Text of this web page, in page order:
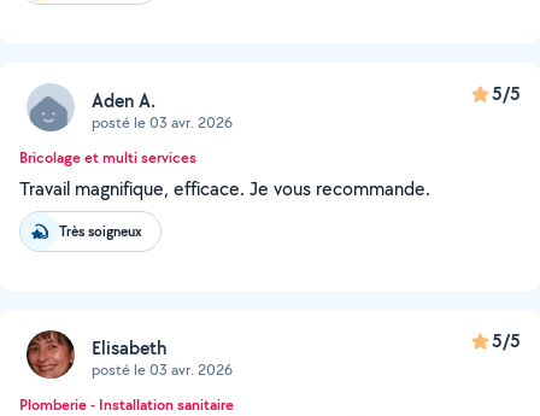
Aden A.
posté le 03 avr. 2026
5/5
Bricolage et multi services
Travail magnifique, efficace. Je vous recommande.
Très soigneux
Elisabeth
posté le 03 avr. 2026
5/5
Plomberie - Installation sanitaire